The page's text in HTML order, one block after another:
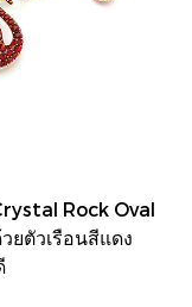
Rock Oval
ยตัวเรือนสีแดง